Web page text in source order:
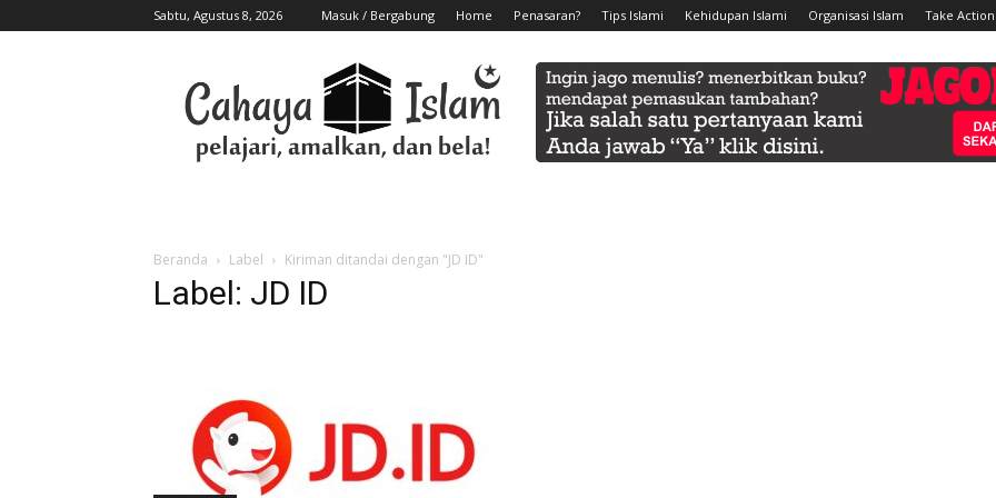
Sabtu, Agustus 8, 2026 Masuk / Bergabung Home Penasaran? Tips Islami Kehidupan Islami Organisasi Islam Take
Beranda Label Kiriman ditandai dengan "JD ID"
Label: JD ID